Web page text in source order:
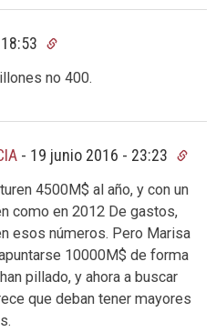
no 400.
- 19 junio 2016 - 23:23
4500M$ al año, y con un
como en 2012 De gastos,
esos números. Pero Marisa
10000M$ de forma
pillado, y ahora a buscar
que deban tener mayores